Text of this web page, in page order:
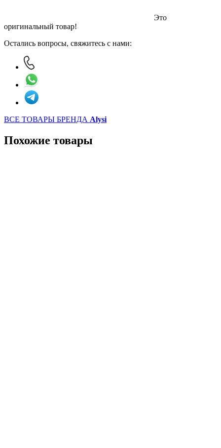
Это
оригинальный товар!
Остались вопросы, свяжитесь с нами:
ВСЕ ТОВАРЫ БРЕНДА Alysi
Похожие товары